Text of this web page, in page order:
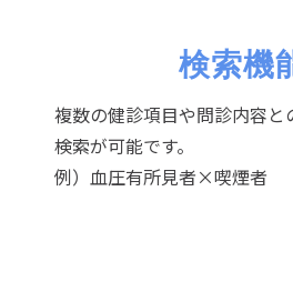
検索機
複数の健診項目や問診内容と
検索が可能です。
例）血圧有所見者×喫煙者